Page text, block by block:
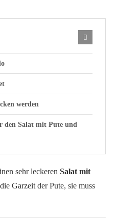
werden
den Salat mit Pute und
sehr leckeren Salat mit
Garzeit der Pute, sie muss